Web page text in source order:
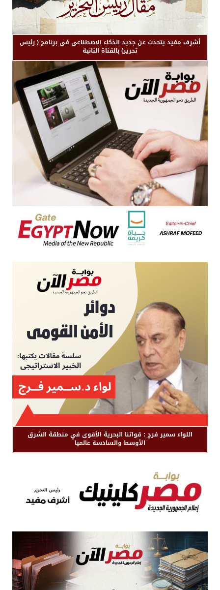
أشرف مفيد يتحدث عن جديد الذكاء الاصطناعى فى برنامج ( رئيس
تحرير) بالقناة الثانية
اللواء سمير فرج : قواتنا البحرية الأقوى في منطقة الشرق
الأوسط والسادسة عالميا